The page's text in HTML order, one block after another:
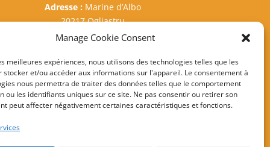
Manage Cookie Consent
meilleures expériences, nous utilisons des technologies telles que les
stocker et/ou accéder aux informations sur l'appareil. Le consentement à
nous permettra de traiter des données telles que le comportement
ou les identifiants uniques sur ce site. Ne pas consentir ou retirer son
peut affecter négativement certaines caractéristiques et fonctions.
Adresse : Marine d’Albo
20217 Ogliastru